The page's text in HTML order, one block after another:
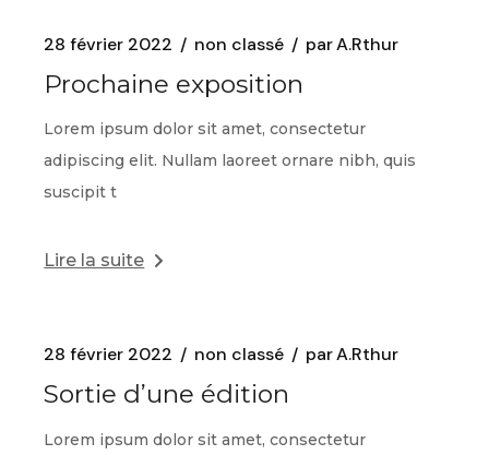
28 février 2022 non classé parA.Rthur
Prochaine exposition
Lorem ipsum dolor sit amet, consectetur
adipiscing elit. Nullam laoreet ornare nibh, quis
suscipit t
Lire la suite
28 février 2022 non classé parA.Rthur
Sortie d’une édition
Lorem ipsum dolor sit amet, consectetur